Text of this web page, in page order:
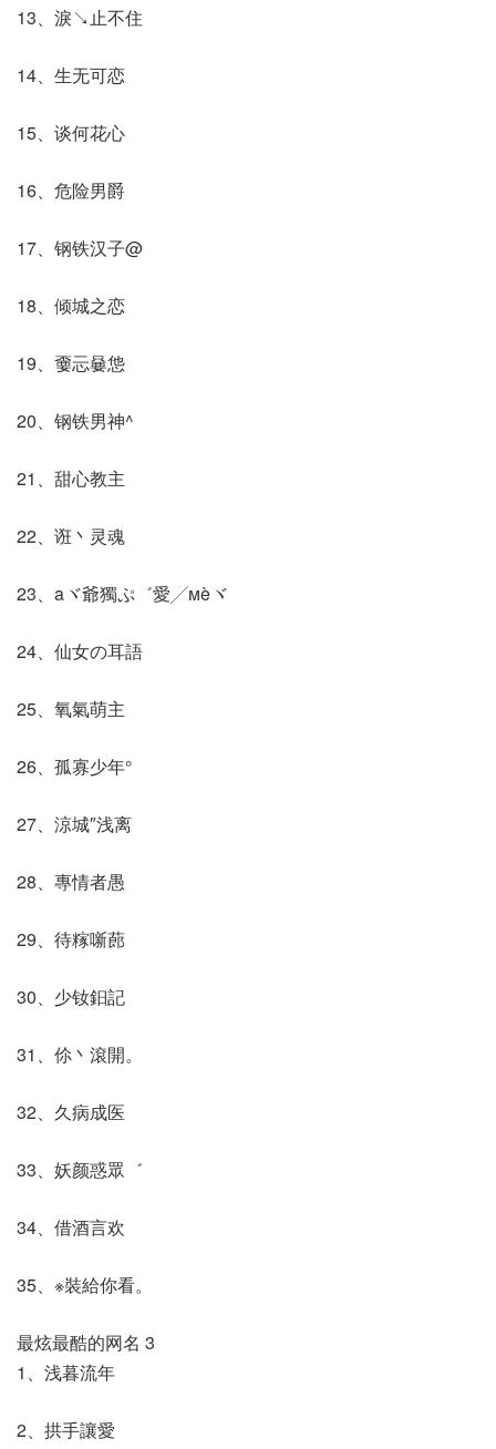
13、淚↘止不住
14、生无可恋
15、谈何花心
16、危险男爵
17、钢铁汉子@
18、倾城之恋
19、嫑忈嘦怹
20、钢铁男神^
21、甜心教主
22、诳丶灵魂
23、aヾ爺獨ぷ゛愛╱мèヾ
24、仙女の耳語
25、氧氣萌主
26、孤寡少年°
27、涼城″浅离
28、專情者愚
29、待糘噺蓢
30、少钕鈤記
31、伱丶滾開。
32、久病成医
33、妖颜惑眾゛
34、借酒言欢
35、※裝給你看。
最炫最酷的网名 3
1、浅暮流年
2、拱手讓愛ゝ